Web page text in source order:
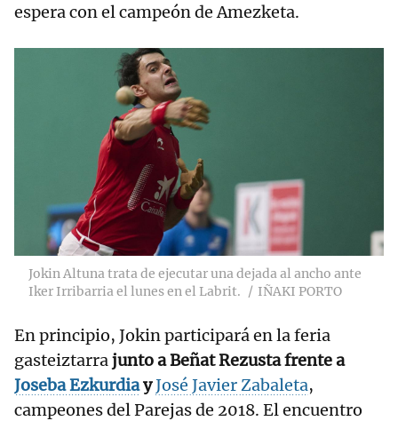
espera con el campeón de Amezketa.
Jokin Altuna trata de ejecutar una dejada al ancho ante
Iker Irribarria el lunes en el Labrit.
IÑAKI PORTO
En principio, Jokin participará en la feria
gasteiztarrajunto a Beñat Rezusta frente a
Joseba EzkurdiayJosé Javier Zabaleta,
campeones del Parejas de 2018. El encuentro